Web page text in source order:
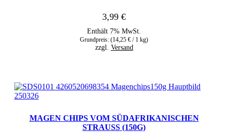
3,99 €
Enthält 7% MwSt.
Grundpreis: (14,25 € / 1 kg)
zzgl. Versand
MAGEN CHIPS VOM SÜDAFRIKANISCHEN
STRAUSS (150G)